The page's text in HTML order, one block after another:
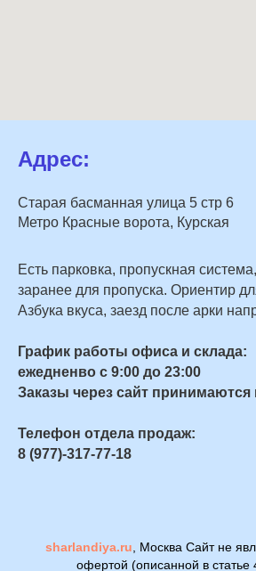
Адрес:
Старая басманная улица 5 стр 6
Метро Красные ворота, Курская
Есть парковка, пропускная
заранее для пропуска. Ориентир
Азбука вкуса, заезд после арки
График работы офиса и склада:
ежедненво с 9:00 до 23:00
Заказы через сайт принимаются
Телефон отдела продаж:
8 (977)-317-77-18
sharlandiya.ru , Москва Сайт не
офертой (описанной в статье